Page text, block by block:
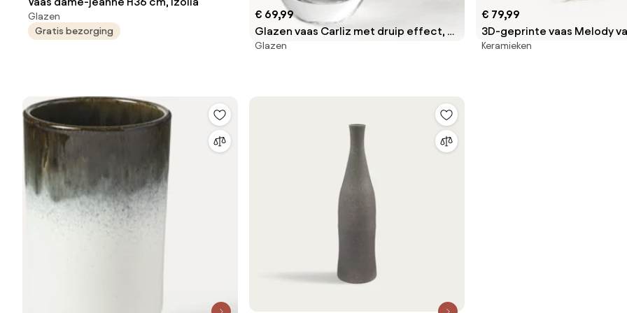
Glazen
Gratis bezorging
€ 69,99
Glazen vaas Carliz met druip effect, H
27 cm
Glazen
€ 79,99
3D-geprinte vaas Melody
porselein, H 29 cm
Keramieken